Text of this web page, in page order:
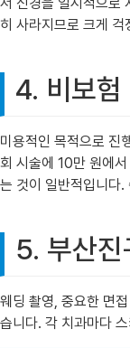
히 사라지므로 크게
4. 비보험
미용적인 목적으로 진
회 시술에 10만 원에
는 것이 일반적입니다
5. 부산
웨딩 촬영, 중요한 면
습니다. 각 치과마다